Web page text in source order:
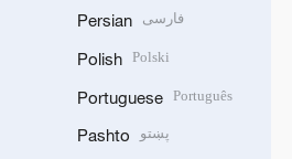
Persian فارسی
Polish Polski
Portuguese Português
Pashto پښتو